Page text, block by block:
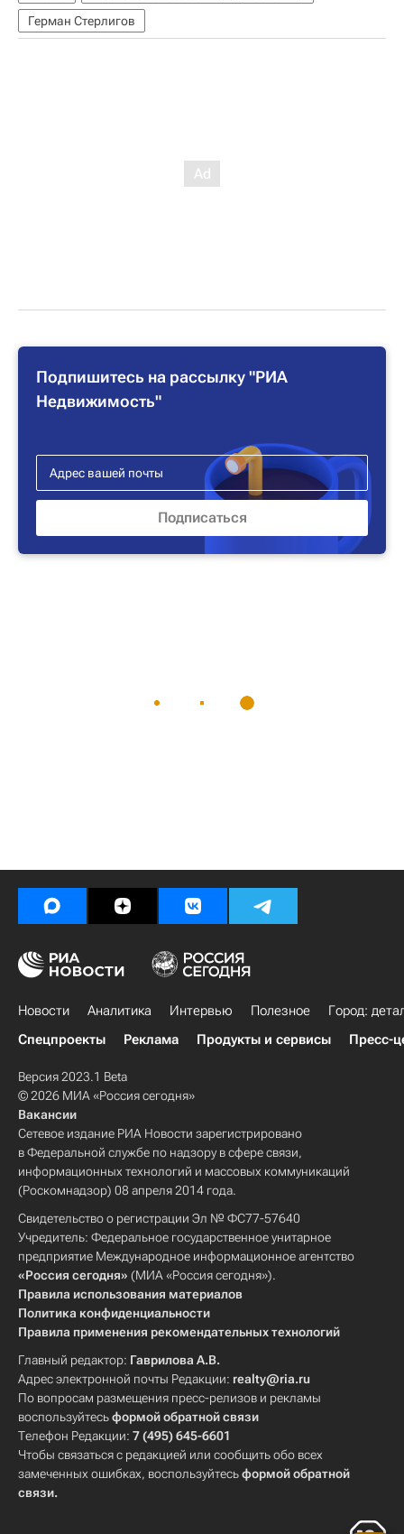
Герман Стерлигов
Подпишитесь на рассылку "РИА
Недвижимость"
Новости Аналитика Интервью Полезное
Город:
Спецпроекты
Реклама Продукты и сервисы Пресс-
Версия 2023.1 Beta
© 2026 МИА «Россия сегодня»
Вакансии
Сетевое издание РИА Новости зарегистрировано
в Федеральной службе по надзору в сфере связи,
информационных технологий и массовых коммуникаций
(Роскомнадзор) 08 апреля 2014 года.
Свидетельство о регистрации Эл № ФС77-57640
Учредитель: Федеральное государственное унитарное
предприятие Международное информационное агентство
«Россия сегодня» (МИА «Россия сегодня»).
Правила использования материалов
Политика конфиденциальности
Правила применения рекомендательных технологий
Главный редактор: Гаврилова А.В.
Адрес электронной почты Редакции: realty@ria.ru
По вопросам размещения пресс-релизов и рекламы
воспользуйтесьформой обратной связи
Телефон Редакции: 7 (495) 645-6601
Чтобы связаться с редакцией или сообщить обо всех
замеченных ошибках, воспользуйтесьформой обратной
связи.